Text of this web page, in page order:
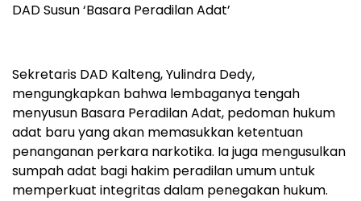
DAD Susun ‘Basara Peradilan Adat’
Sekretaris DAD Kalteng, Yulindra Dedy,
mengungkapkan bahwa lembaganya tengah
menyusun Basara Peradilan Adat, pedoman hukum
adat baru yang akan memasukkan ketentuan
penanganan perkara narkotika. Ia juga mengusulkan
sumpah adat bagi hakim peradilan umum untuk
memperkuat integritas dalam penegakan hukum.